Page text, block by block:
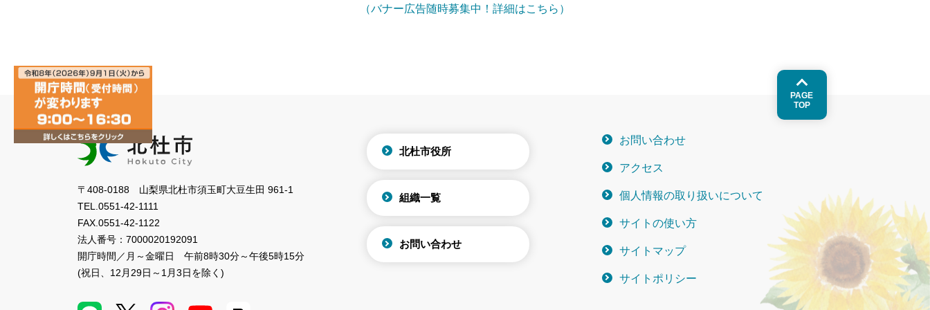
（バナー広告随時募集中！詳細はこちら）
PAGE
TOP
〒408-0188 山梨県北杜市須玉町大豆生田 961-1
TEL. 0551-42-1111
FAX. 0551-42-1122
法人番号： 7000020192091
開庁時間／月～金曜日
午前8時30分～午後5時15分
(祝日、12月29日～1月3日を除く)
北杜市役所
組織一覧
お問い合わせ
お問い合わせ
アクセス
個人情報の取り扱いについて
サイトの使い方
サイトマップ
サイトポリシー